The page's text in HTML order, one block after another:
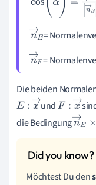
cos(α )= n→ E∘ n→F
n→
E
=
n→=
Die beiden
E:x → undF:x →
die Bedingungn→E ×n
Möchtest Du den